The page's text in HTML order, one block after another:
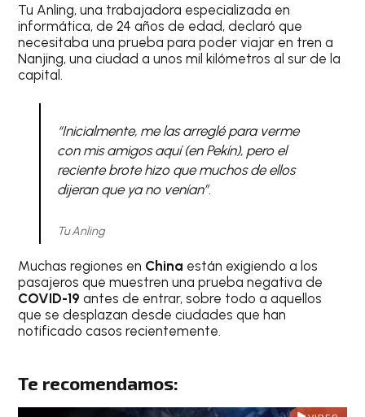
Tu Anling, una trabajadora especializada en
informática, de 24 años de edad, declaró que
necesitaba una prueba para poder viajar en tren a
Nanjing, una ciudad a unos mil kilómetros al sur de la
capital.
“Inicialmente, me las arreglé para verme
con mis amigos aquí (en Pekín), pero el
reciente brote hizo que muchos de ellos
dijeran que ya no venían”.
Tu Anling
Muchas regiones en China están exigiendo a los
pasajeros que muestren una prueba negativa de
COVID-19antes de entrar, sobre todo a aquellos
que se desplazan desde ciudades que han
notificado casos recientemente.
Te recomendamos: